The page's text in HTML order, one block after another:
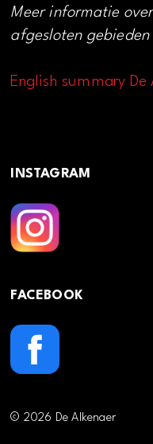
Meer informatie
afgesloten
English summary De
INSTAGRAM
FACEBOOK
© 2026 De Alkenaer